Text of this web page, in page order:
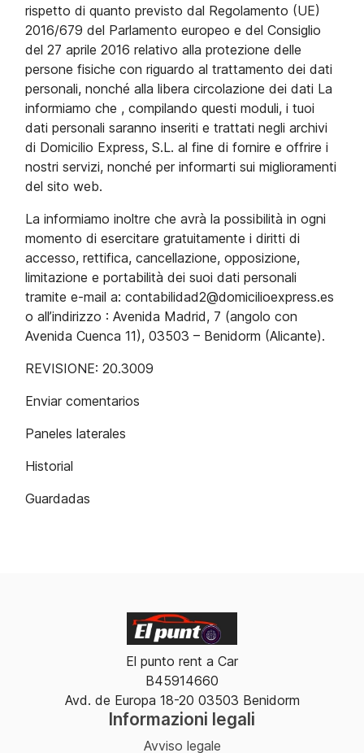
rispetto di quanto previsto dal Regolamento (UE)
2016/679 del Parlamento europeo e del Consiglio
del 27 aprile 2016 relativo alla protezione delle
persone fisiche con riguardo al trattamento dei dati
personali, nonché alla libera circolazione dei dati La
informiamo che , compilando questi moduli, i tuoi
dati personali saranno inseriti e trattati negli archivi
di Domicilio Express, S.L. al fine di fornire e offrire i
nostri servizi, nonché per informarti sui miglioramenti
del sito web.
La informiamo inoltre che avrà la possibilità in ogni
momento di esercitare gratuitamente i diritti di
accesso, rettifica, cancellazione, opposizione,
limitazione e portabilità dei suoi dati personali
tramite e-mail a: contabilidad2@domicilioexpress.es
o all’indirizzo : Avenida Madrid, 7 (angolo con
Avenida Cuenca 11), 03503 – Benidorm (Alicante).
REVISIONE: 20.3009
Enviar comentarios
Paneles laterales
Historial
Guardadas
El punto rent a Car
B45914660
Avd. de Europa 18-20 03503 Benidorm
Informazioni legali
Avviso legale